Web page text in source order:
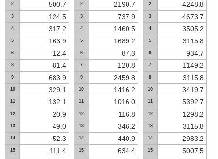
2 500.7
3 124.5
4 317.2
5 163.9
6 12.4
8 81.4
9 683.9
10 329.1
11 132.1
12 20.9
13 49.0
14 52.3
15 111.4
2 2190.7
3 737.9
4 1460.5
5 1689.2
6 87.3
7 120.8
9 2459.8
10 1416.2
11 1016.0
12 116.8
13 346.2
14 440.9
15 634.4
2 4248.8
3 4673.7
4 3505.2
5 3115.8
6 934.7
7 1149.2
8 3115.8
10 3419.7
11 5392.7
12 1298.2
13 3115.8
14 2983.2
15 5007.5